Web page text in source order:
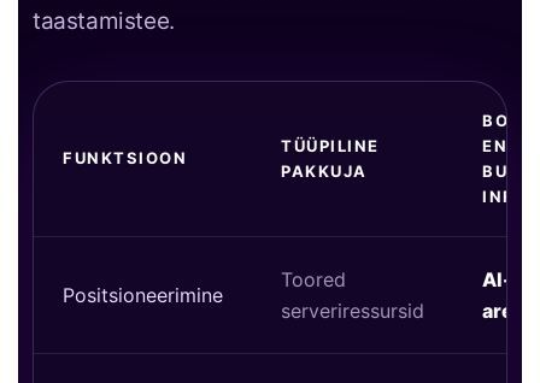
taastamistee.
FUNKTSIOON
TÜÜPILINE
PAKKUJA
Positsioneerimine
Toored
serveriressursid
AI-